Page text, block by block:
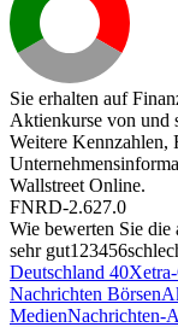
Sie erhalten auf
Aktienkurse von und
Weitere Kennzahlen,
Wallstreet Online.
FNRD-2.627.0
Wie bewerten Sie die
sehr gut1 23456
Deutschland 40
Nachrichten Börsen
MedienNachrichten-